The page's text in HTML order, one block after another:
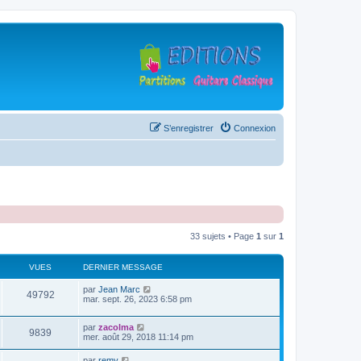
Connexion
S’enregistrer
33 sujets • Page 1 sur 1
VUES DERNIER MESSAGE
49792V
u
D
e
n
i
e
par Jean Marc
mar. sept. 26, 2023 6:58 pm
9839
u
D
e
par zacolma
mer. août 29, 2018 11:14 pm